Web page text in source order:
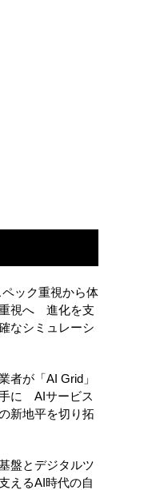
ック重視から体
視へ 進化を支
なシミュレーシ
者が「AI Grid」
に AIサービス
新地平を切り拓
盤とデジタルツ
えるAI時代の自